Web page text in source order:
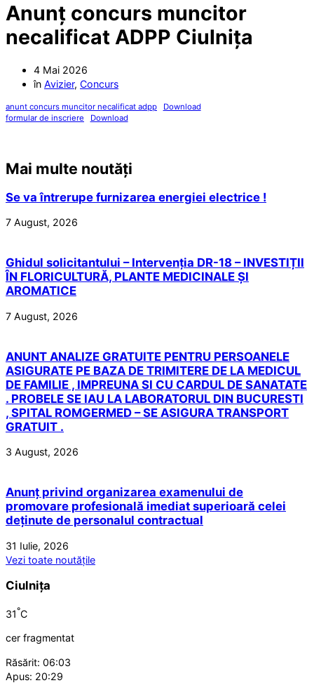
Anunț concurs muncitor
necalificat ADPP Ciulnița
4 Mai 2026
în Avizier, Concurs
anunt concurs muncitor necalificat adpp
Download
formular de inscriere
Download
Mai multe noutăți
Se va întrerupe furnizarea energiei electrice !
7 August, 2026
Ghidul solicitantului – Intervenția DR-18 – INVESTIȚII
ÎN FLORICULTURĂ, PLANTE MEDICINALE ȘI
AROMATICE
7 August, 2026
ANUNT ANALIZE GRATUITE PENTRU PERSOANELE
ASIGURATE PE BAZA DE TRIMITERE DE LA MEDICUL
DE FAMILIE , IMPREUNA SI CU CARDUL DE SANATATE
. PROBELE SE IAU LA LABORATORUL DIN BUCURESTI
, SPITAL ROMGERMED – SE ASIGURA TRANSPORT
GRATUIT .
3 August, 2026
Anunț privind organizarea examenului de
promovare profesională imediat superioară celei
deținute de personalul contractual
31 Iulie, 2026
Vezi toate noutățile
Ciulnița
31°C
cer fragmentat
Răsărit: 06:03
Apus: 20:29